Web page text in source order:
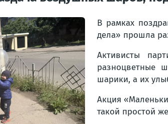
В рамках
дела» прошла
Активисты
разноцветные
шарики, а их
Акция
такой простой